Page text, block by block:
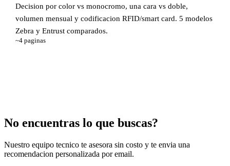
Decision por color vs monocromo, una cara vs doble,
volumen mensual y codificacion RFID/smart card. 5 modelos
Zebra y Entrust comparados.
~4 paginas
No encuentras lo que buscas?
Nuestro equipo tecnico te asesora sin costo y te envia una
recomendacion personalizada por email.